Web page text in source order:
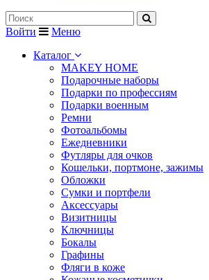
Войти
Меню
Каталог
MAKEY HOME
Подарочные наборы
Подарки по профессиям
Подарки военным
Ремни
Фотоальбомы
Ежедневники
Футляры для очков
Кошельки, портмоне, зажимы
Обложки
Сумки и портфели
Аксессуары
Визитницы
Ключницы
Бокалы
Графины
Фляги в коже